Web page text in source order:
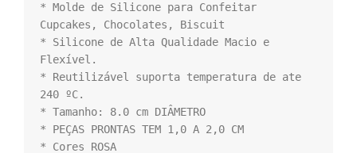
* Molde de Silicone para Confeitar
Cupcakes, Chocolates, Biscuit
* Silicone de Alta Qualidade Macio e
Flexível.
* Reutilizável suporta temperatura de ate
240 ºC.
* Tamanho: 8.0 cm DIÂMETRO
* PEÇAS PRONTAS TEM 1,0 A 2,0 CM
* Cores ROSA